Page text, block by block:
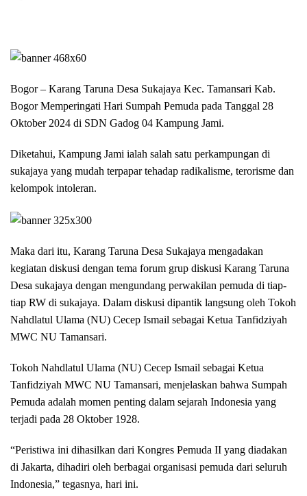
Bogor – Karang Taruna Desa Sukajaya Kec. Tamansari Kab.
Bogor Memperingati Hari Sumpah Pemuda pada Tanggal 28
Oktober 2024 di SDN Gadog 04 Kampung Jami.
Diketahui, Kampung Jami ialah salah satu perkampungan di
sukajaya yang mudah terpapar tehadap radikalisme, terorisme dan
kelompok intoleran.
Maka dari itu, Karang Taruna Desa Sukajaya mengadakan
kegiatan diskusi dengan tema forum grup diskusi Karang Taruna
Desa sukajaya dengan mengundang perwakilan pemuda di tiap-
tiap RW di sukajaya. Dalam diskusi dipantik langsung oleh Tokoh
Nahdlatul Ulama (NU) Cecep Ismail sebagai Ketua Tanfidziyah
MWC NU Tamansari.
Tokoh Nahdlatul Ulama (NU) Cecep Ismail sebagai Ketua
Tanfidziyah MWC NU Tamansari, menjelaskan bahwa Sumpah
Pemuda adalah momen penting dalam sejarah Indonesia yang
terjadi pada 28 Oktober 1928.
“Peristiwa ini dihasilkan dari Kongres Pemuda II yang diadakan
di Jakarta, dihadiri oleh berbagai organisasi pemuda dari seluruh
Indonesia,” tegasnya, hari ini.